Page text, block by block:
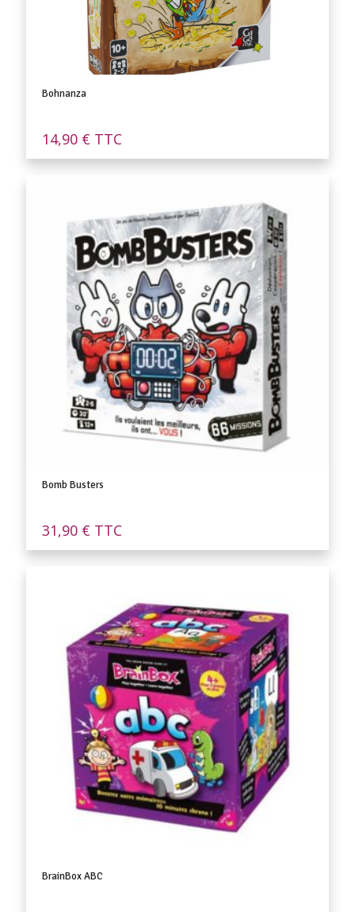
Bohnanza
14,90 € TTC
Bomb Busters
31,90 € TTC
BrainBox ABC